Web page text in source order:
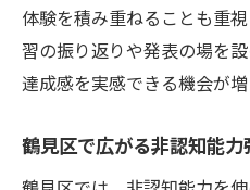
体験を積み重ねることも重
習の振り返りや発表の場を
達成感を実感できる機会が増
鶴見区で広がる非認知能